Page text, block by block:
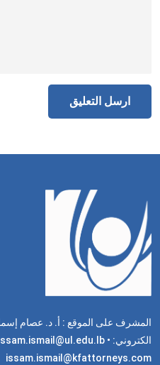
الكتروني: issam.ismail@ul.edu.lb •
issam.ismail@kfattorneys.com